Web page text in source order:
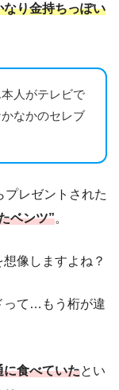
り金持ちっぽい
人がテレビで
なかのセレブ
プレゼントされた
ベンツ”。
像しますよね？
って…もう桁が違
に食べていたとい